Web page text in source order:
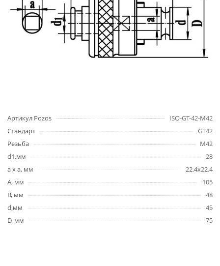
Артикул Pozos
ISO-GT-42-M42
Стандарт
GT42
Резьба
M42
d1,мм
28
a x a, мм
22.4x22.4
A, мм
105
B, мм
48
d,мм
45
D, мм
75